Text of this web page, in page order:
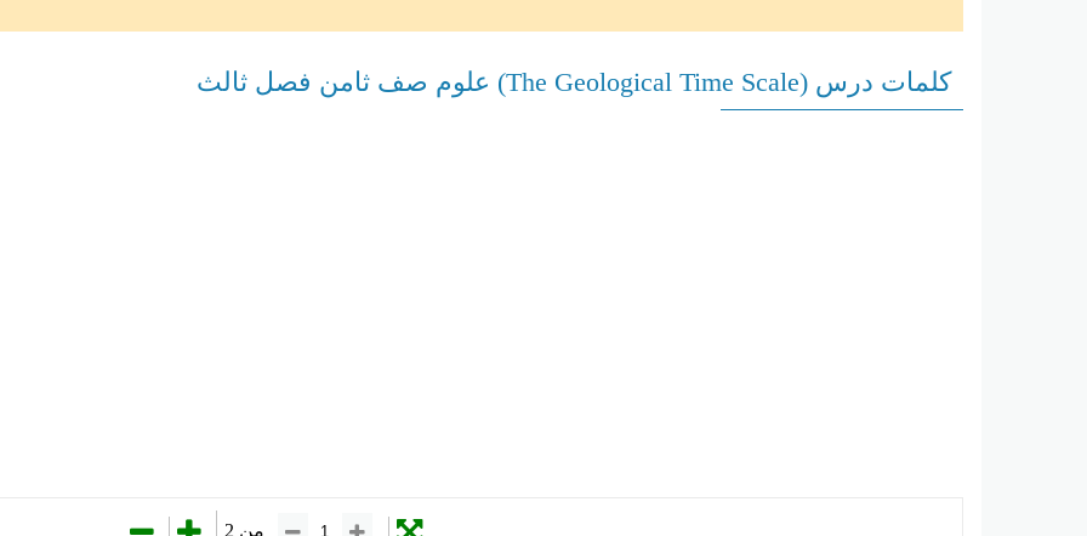
كلمات درس (The Geological Time Scale) علوم صف ثامن فصل ثالث